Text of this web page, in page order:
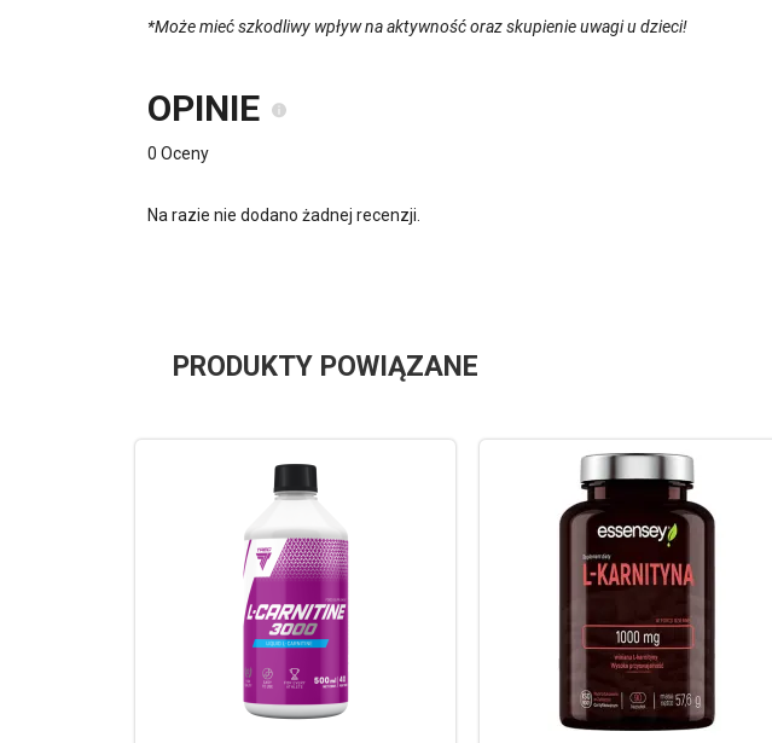
*Może mieć szkodliwy wpływ na aktywność oraz skupienie uwagi u dzieci!
OPINIE
0 Oceny
Na razie nie dodano żadnej recenzji.
PRODUKTY POWIĄZANE